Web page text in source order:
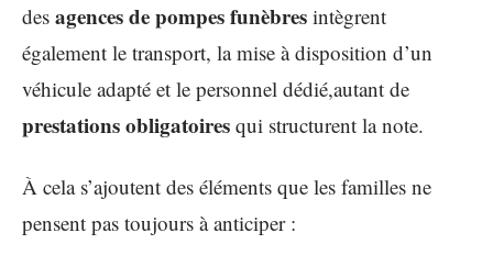
des agences de pompes funèbres intègrent
également le transport, la mise à disposition d’un
véhicule adapté et le personnel dédié,autant de
prestations obligatoires qui structurent la note.
À cela s’ajoutent des éléments que les familles ne
pensent pas toujours à anticiper :